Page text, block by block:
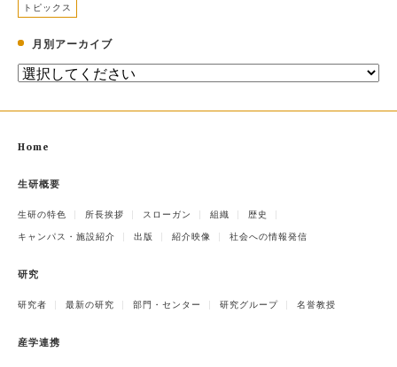
トピックス
月別アーカイブ
Home
生研概要
生研の特色 所長挨拶 スローガン 組織 歴史
キャンパス・施設紹介 出版 紹介映像 社会への情報発信
研究
研究者 最新の研究 部門・センター 研究グループ 名誉教授
産学連携